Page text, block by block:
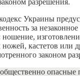
Украины
за
кастетов или
законом